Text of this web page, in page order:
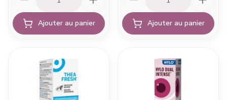
Ajouter au panier Ajouter au panier